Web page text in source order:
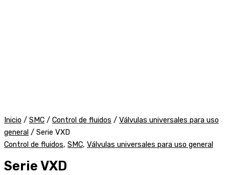
Inicio / SMC / Control de fluidos / Válvulas universales para uso
general / Serie VXD
Control de fluidos, SMC, Válvulas universales para uso general
Serie VXD